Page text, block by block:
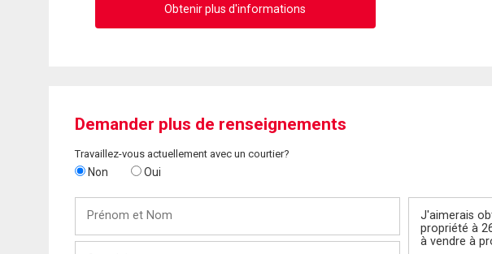
Obtenir plus d'informations
Demander plus de renseignements
Travaillez-vous actuellement avec un courtier?
Non Oui
Nom